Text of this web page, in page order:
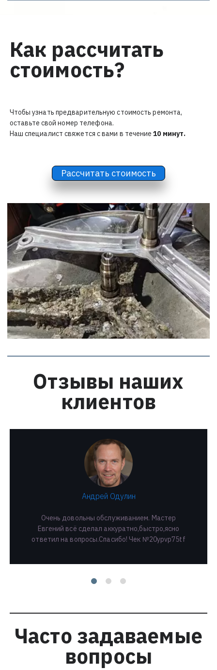
Как рассчитать
стоимость?
Чтобы узнать предварительную стоимость ремонта,
оставьте свой номер телефона.
Наш специалист свяжется с вами в течение 10 минут.
Рассчитать стоимость
Отзывы наших
клиентов
Андрей Одулин
Очень довольны обслуживанием. Мастер
Евгений всё сделал аккуратно,быстро,ясно
ответил на вопросы.Спасибо! Чек №20ypvp75tf
Часто задаваемые
вопросы